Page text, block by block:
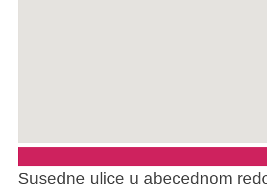
Susedne ulice u abecednom